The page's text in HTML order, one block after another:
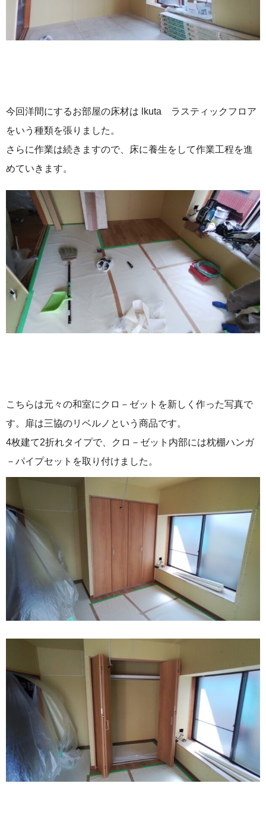
今回洋間にするお部屋の床材は lkuta ラスティックフロア
をいう種類を張りました。
さらに作業は続きますので、床に養生をして作業工程を進
めていきます。
こちらは元々の和室にクロ－ゼットを新しく作った写真で
す。扉は三協のリベルノという商品です。
4枚建て2折れタイプで、クロ－ゼット内部には枕棚ハンガ
－パイプセットを取り付けました。